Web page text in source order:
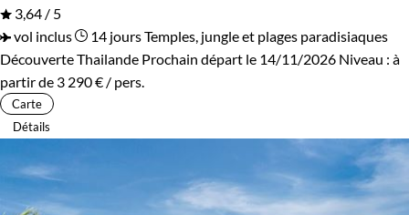
3,64 / 5
vol inclus
14 joursTemples, jungle et plages paradisiaques
Découverte Thailande Prochain départ le 14/11/2026 Niveau : à
partir de 3 290 € / pers.
Carte
Détails